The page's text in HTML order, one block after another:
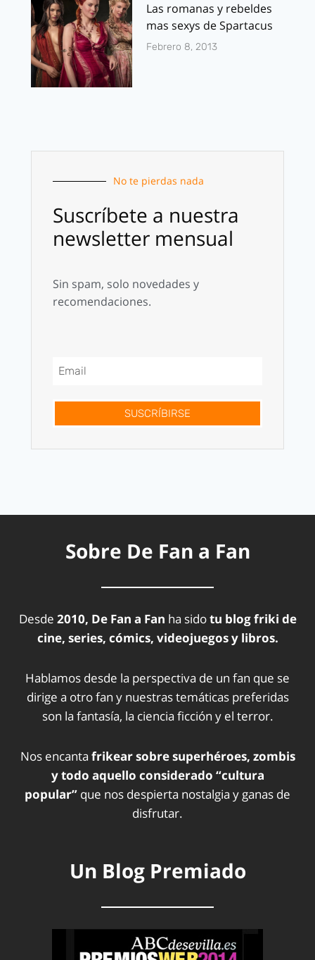
Las romanas y rebeldes
mas sexys de Spartacus
Febrero 8, 2013
No te pierdas nada
Suscríbete a nuestra
newsletter mensual
Sin spam, solo novedades y
recomendaciones.
SUSCRÍBIRSE
Sobre De Fan a Fan
Desde 2010, De Fan a Fan ha sidotu blog friki de
cine, series, cómics, videojuegos y libros.
Hablamos desde la perspectiva de un fan que se
dirige a otro fan y nuestras temáticas preferidas
son la fantasía, la ciencia ficción y el terror.
Nos encanta frikear sobre superhéroes, zombis
y todo aquello considerado “cultura
popular” que nos despierta nostalgia y ganas de
disfrutar.
Un Blog Premiado